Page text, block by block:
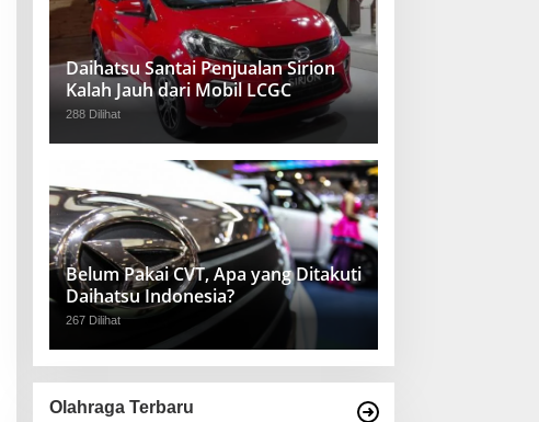
Daihatsu Santai Penjualan Sirion
Kalah Jauh dari Mobil LCGC
288 Dilihat
Belum Pakai CVT, Apa yang Ditakuti
Daihatsu Indonesia?
267 Dilihat
Olahraga Terbaru